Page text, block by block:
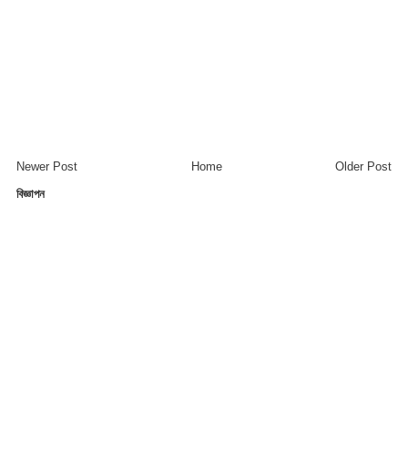
Newer Post Older Post
Home
বিজ্ঞাপন